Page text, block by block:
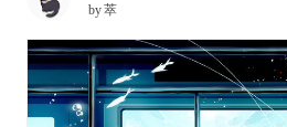
by萃